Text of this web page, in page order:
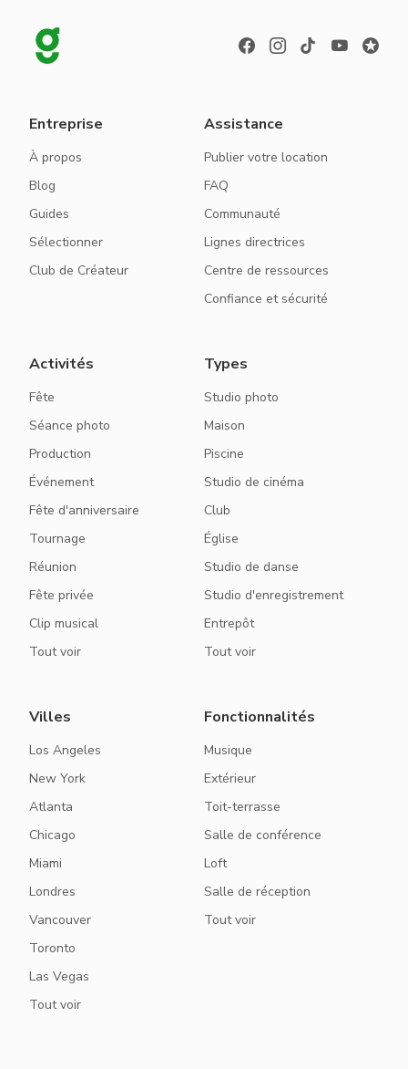
Entreprise
À propos
Blog
Guides
Sélectionner
Club de Créateur
Assistance
Publier votre location
FAQ
Communauté
Lignes directrices
Centre de ressources
Confiance et sécurité
Activités
Fête
Séance photo
Production
Événement
Fête d'anniversaire
Tournage
Réunion
Fête privée
Clip musical
Tout voir
Types
Studio photo
Maison
Piscine
Studio de cinéma
Club
Église
Studio de danse
Studio d'enregistrement
Entrepôt
Tout voir
Villes
Los Angeles
New York
Atlanta
Chicago
Miami
Londres
Vancouver
Toronto
Las Vegas
Tout voir
Fonctionnalités
Musique
Extérieur
Toit-terrasse
Salle de conférence
Loft
Salle de réception
Tout voir